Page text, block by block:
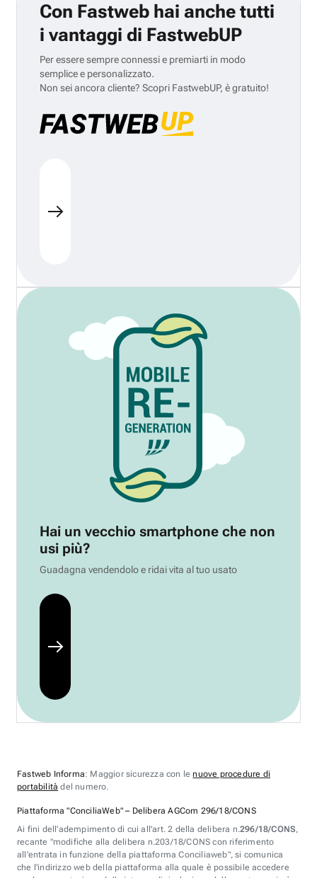
Con Fastweb hai anche tutti
i vantaggi di FastwebUP
Per essere sempre connessi e premiarti in modo
semplice e personalizzato.
Non sei ancora cliente? Scopri FastwebUP, è gratuito!
Hai un vecchio smartphone che non
usi più?
Guadagna vendendolo e ridai vita al tuo usato
Fastweb Informa: Maggior sicurezza con lenuove procedure di
portabilità del numero.
Piattaforma "ConciliaWeb" – Delibera AGCom 296/18/CONS
Ai fini dell'adempimento di cui all'art. 2 della delibera n.296/18/CONS,
recante "modifiche alla delibera n.203/18/CONS con riferimento
all'entrata in funzione della piattaforma Conciliaweb", si comunica
che l'indirizzo web della piattaforma alla quale è possibile accedere